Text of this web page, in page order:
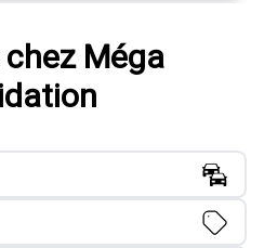
Méga